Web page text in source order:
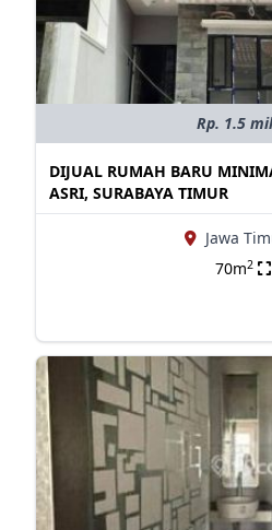
Rp. 1.5
DIJUAL RUMAH BARU
ASRI, SURABAYA TIMUR
Jawa
70m2